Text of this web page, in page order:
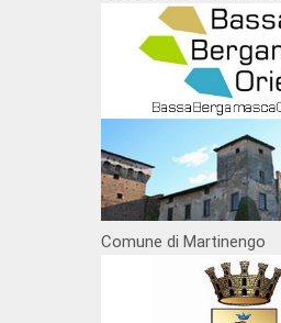
Comune di Martinengo